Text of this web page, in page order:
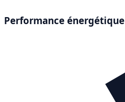
Performance énergétique